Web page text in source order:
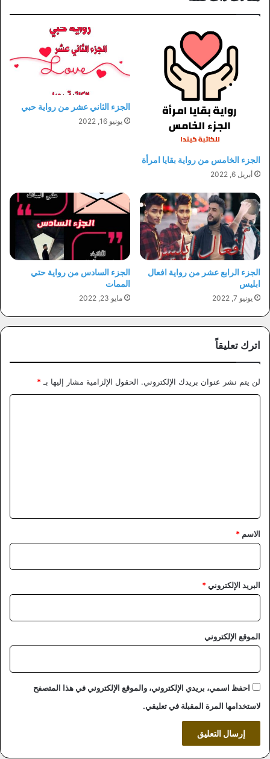
الجزء الخامس من رواية بقايا امرأة
أبريل 6, 2022
الجزء الثاني عشر من رواية حبي
يونيو 16, 2022
الجزء الرابع عشر من رواية افعال
ابليس
يونيو 7, 2022
الجزء السادس من رواية حتي
الممات
مايو 23, 2022
اترك تعليقاً
لن يتم نشر عنوان بريدك الإلكتروني. الحقول الإلزامية مشار إليها بـ*
*
الاسم *
البريد الإلكتروني*
الموقع الإلكتروني
احفظ اسمي، بريدي الإلكتروني، والموقع الإلكتروني في هذا المتصفح
لاستخدامها المرة المقبلة في تعليقي.